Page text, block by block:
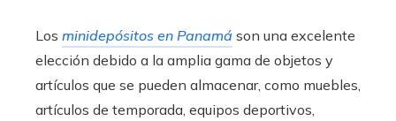
Los minidepósitos en Panamá son una excelente
elección debido a la amplia gama de objetos y
artículos que se pueden almacenar, como muebles,
artículos de temporada, equipos deportivos,